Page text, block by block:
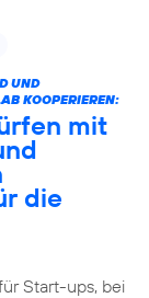
UND
KOOPERIEREN:
mit
die
Start-ups, bei